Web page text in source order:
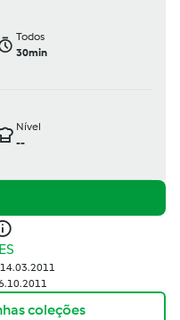
Todos
30min
Nível
--
coleções